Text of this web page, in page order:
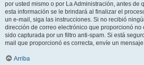
por usted mismo o por La Administración, antes de
esta información se le brindará al finalizar el
un e-mail, siga las instrucciones. Si no recibió
dirección de correo electrónico que proporcionó no
sido capturada por un filtro anti-spam. Si está
mail que proporcionó es correcta, envíe un
Arriba